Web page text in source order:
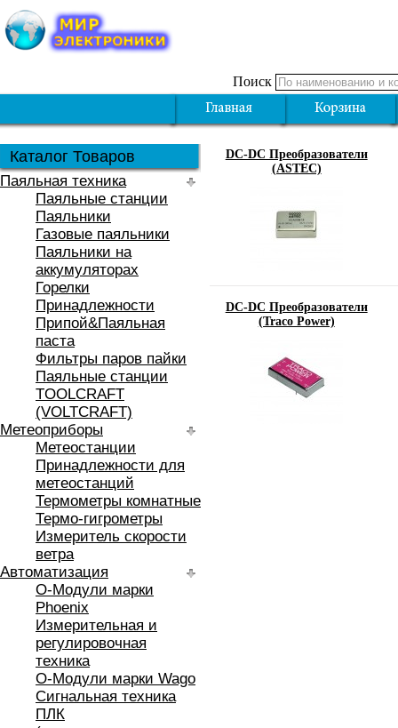
Поиск
Каталог Товаров
Паяльная техника
Паяльные станции
Паяльники
Газовые паяльники
Паяльники на
аккумуляторах
Горелки
Принадлежности
Припой&Паяльная
паста
Фильтры паров пайки
Паяльные станции
TOOLCRAFT
(VOLTCRAFT)
Метеоприборы
Метеостанции
Принадлежности для
метеостанций
Термометры комнатные
Термо-гигрометры
Измеритель скорости
ветра
Автоматизация
O-Модули марки
Phoenix
Измерительная и
регулировочная
техника
O-Модули марки Wago
Сигнальная техника
ПЛК
DC-DC Преобразователи
(ASTEC)
DC-DC Преобразователи
(Traco Power)